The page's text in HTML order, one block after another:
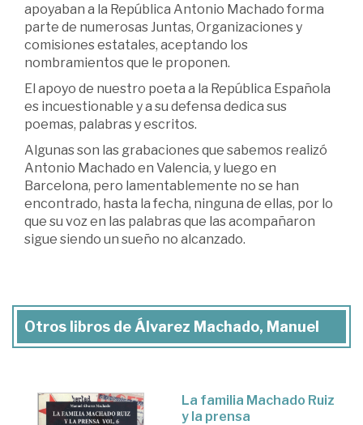
apoyaban a la República Antonio Machado forma
parte de numerosas Juntas, Organizaciones y
comisiones estatales, aceptando los
nombramientos que le proponen.
El apoyo de nuestro poeta a la República Española
es incuestionable y a su defensa dedica sus
poemas, palabras y escritos.
Algunas son las grabaciones que sabemos realizó
Antonio Machado en Valencia, y luego en
Barcelona, pero lamentablemente no se han
encontrado, hasta la fecha, ninguna de ellas, por lo
que su voz en las palabras que las acompañaron
sigue siendo un sueño no alcanzado.
Otros libros de Álvarez Machado, Manuel
La familia Machado Ruiz
y la prensa